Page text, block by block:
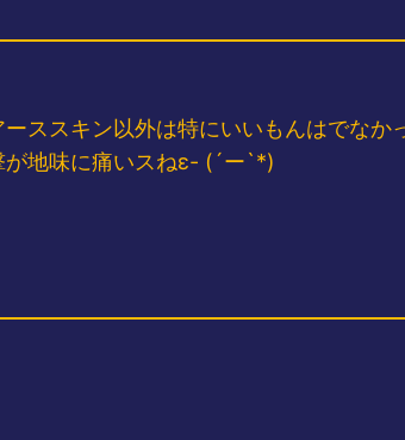
ススキン以外は特にいいもんはでな
が地味に痛いスねε- (´ー`*)